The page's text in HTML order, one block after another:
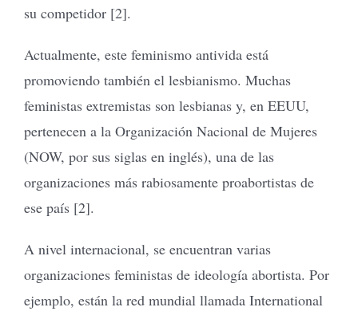
su competidor [2].
Actualmente, este feminismo antivida está
promoviendo también el lesbianismo. Muchas
feministas extremistas son lesbianas y, en EEUU,
pertenecen a la Organización Nacional de Mujeres
(NOW, por sus siglas en inglés), una de las
organizaciones más rabiosamente proabortistas de
ese país [2].
A nivel internacional, se encuentran varias
organizaciones feministas de ideología abortista. Por
ejemplo, están la red mundial llamada International